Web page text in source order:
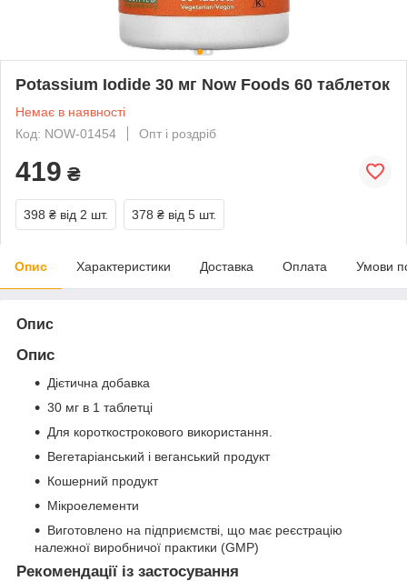
Potassium Iodide 30 мг Now Foods 60 таблеток
Немає в наявності
Код: NOW-01454
Опт і роздріб
419 ₴
398 ₴ від 2 шт. 378 ₴ від 5 шт.
Опис Характеристики Доставка Оплата Умови
Опис
Опис
Дієтична добавка
30 мг в 1 таблетці
Для короткострокового використання.
Вегетаріанський і веганський продукт
Кошерний продукт
Мікроелементи
Виготовлено на підприємстві, що має реєстрацію
належної виробничої практики (GMP)
Рекомендації із застосування